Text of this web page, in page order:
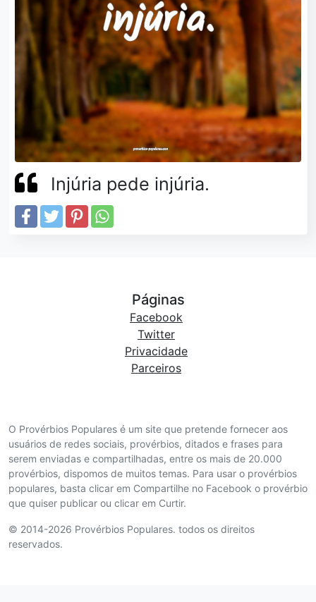
Injúria pede injúria.
O Provérbios Populares é um site que pretende fornecer aos
usuários de redes sociais, provérbios, ditados e frases para
serem enviadas e compartilhadas, entre os mais de 20.000
provérbios, dispomos de muitos temas. Para usar o provérbios
populares, basta clicar em Compartilhe no Facebook o provérbio
que quiser publicar ou clicar em Curtir.
© 2014-2026 Provérbios Populares. todos os direitos
reservados.
Páginas
Facebook
Twitter
Privacidade
Parceiros